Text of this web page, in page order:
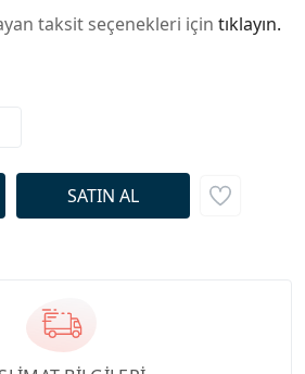
taksit seçenekleri için tıklayın.